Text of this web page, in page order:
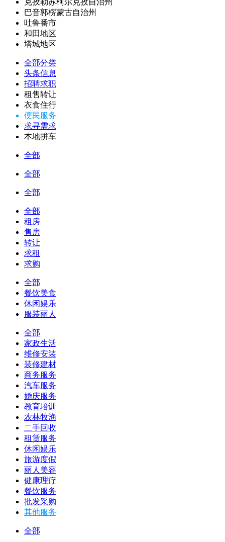
克孜勒苏柯尔克孜自治州
巴音郭楞蒙古自治州
吐鲁番市
和田地区
塔城地区
全部分类
头条信息
招聘求职
租售转让
衣食住行
便民服务
求寻需求
本地拼车
全部
全部
全部
全部
租房
售房
转让
求租
求购
全部
餐饮美食
休闲娱乐
服装丽人
全部
家政生活
维修安装
装修建材
商务服务
汽车服务
婚庆服务
教育培训
农林牧渔
二手回收
租赁服务
休闲娱乐
旅游度假
丽人美容
健康理疗
餐饮服务
批发采购
其他服务
全部